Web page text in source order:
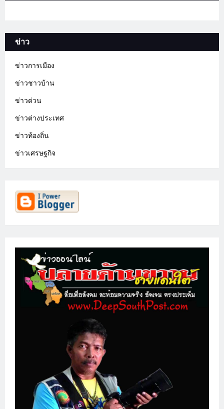
ข่าว
ข่าวการเมือง
ข่าวชาวบ้าน
ข่าวด่วน
ข่าวต่างประเทศ
ข่าวท้องถิ่น
ข่าวเศรษฐกิจ